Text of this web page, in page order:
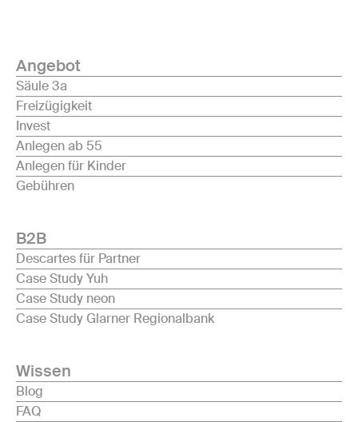
Angebot
Säule 3a
Freizügigkeit
Invest
Anlegen ab 55
Anlegen für Kinder
Gebühren
B2B
Descartes für Partner
Case Study Yuh
Case Study neon
Case Study Glarner Regionalbank
Wissen
Blog
FAQ